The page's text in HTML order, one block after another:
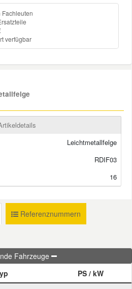
Fachleuten
verfügbar
Leichtmetallfelge
RDIF03
16
Referenznummern
Fahrzeuge
PS / kW